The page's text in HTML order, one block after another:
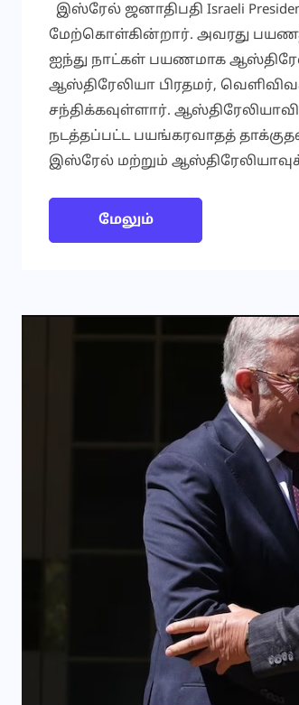
இஸ்ரேல் ஜனாதிபதி Israeli
மேற்கொள்கின்றார். அவரது
ஐந்து நாட்கள் பயணமாக
ஆஸ்திரேலியா பிரதமர்,
சந்திக்கவுள்ளார்.
நடத்தப்பட்ட பயங்கரவாதத்
இஸ்ரேல் மற்றும்
மேலும்